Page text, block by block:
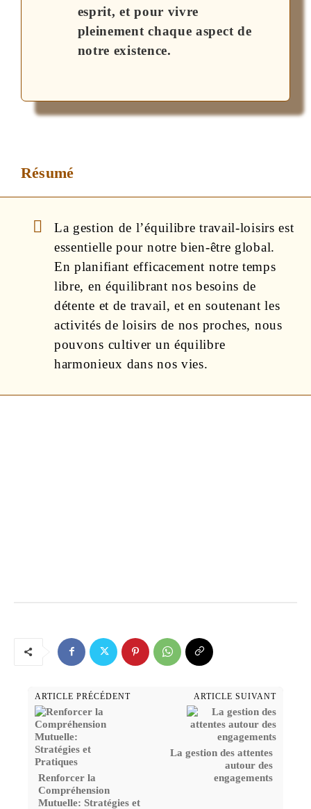
esprit, et pour vivre
pleinement chaque aspect de
notre existence.
Résumé
La gestion de l’équilibre travail-loisirs est
essentielle pour notre bien-être global.
En planifiant efficacement notre temps
libre, en équilibrant nos besoins de
détente et de travail, et en soutenant les
activités de loisirs de nos proches, nous
pouvons cultiver un équilibre
harmonieux dans nos vies.
ARTICLE PRÉCÉDENT
Renforcer la
Compréhension
Mutuelle: Stratégies et
ARTICLE SUIVANT
La gestion des attentes
autour des
engagements